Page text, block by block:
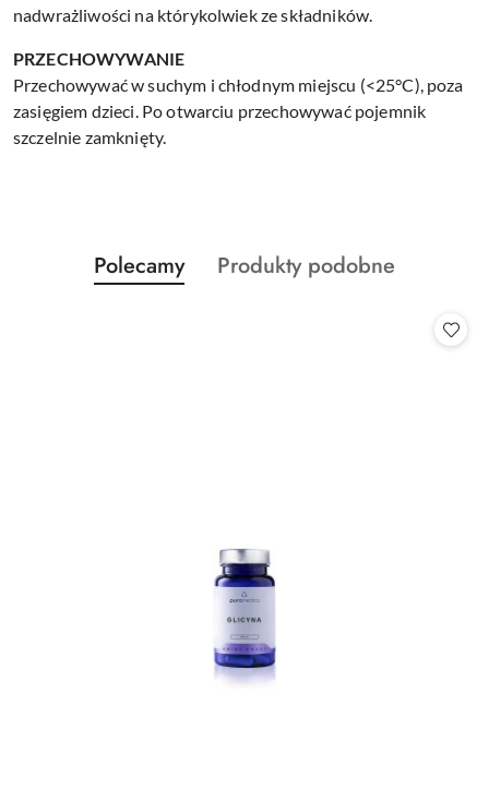
nadwrażliwości na którykolwiek ze składników.
PRZECHOWYWANIE
Przechowywać w suchym i chłodnym miejscu (<25°C), poza
zasięgiem dzieci. Po otwarciu przechowywać pojemnik
szczelnie zamknięty.
Pomiń karuzelę produktów
Produkty
o
Polecamy
Produkty
Produkty podobne